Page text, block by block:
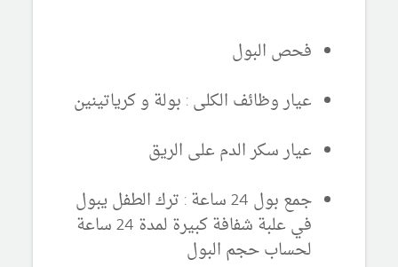
فحص البول
عيار وظائف الكلى : بولة و كرياتينين
عيار سكر الدم على الريق
جمع بول 24 ساعة : ترك الطفل يبول
في علبة شفافة كبيرة لمدة 24 ساعة
لحساب حجم البول